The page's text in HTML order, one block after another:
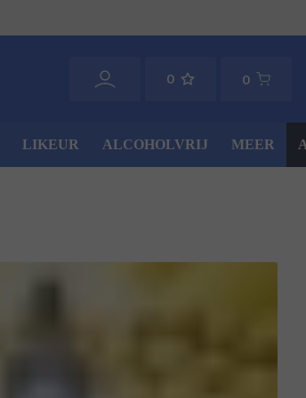
0 0
LIKEUR ALCOHOLVRIJ MEER